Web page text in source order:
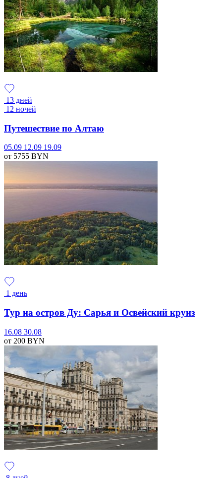
13 дней
12 ночей
Путешествие по Алтаю
05.09 12.09 19.09
от 5755 BYN
1 день
Тур на остров Ду: Сарья и Освейский круиз
16.08 30.08
от 200 BYN